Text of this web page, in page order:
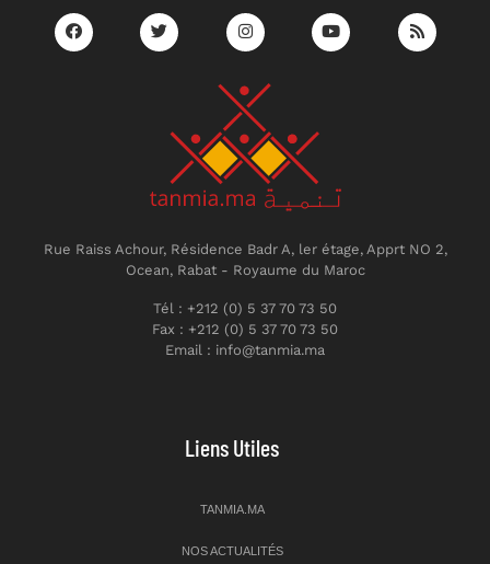
Rue Raiss Achour, Résidence Badr A, ler étage, Apprt NO 2,
Ocean, Rabat - Royaume du Maroc
Tél : +212 (0) 5 37 70 73 50
Fax : +212 (0) 5 37 70 73 50
Email : info@tanmia.ma
Liens Utiles
TANMIA.MA
NOS ACTUALITÉS